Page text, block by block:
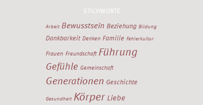
STICHWORTE
Arbeit Bewusstsein Beziehung Bildung
Dankbarkeit Denken Familie Fehlerkultur
Frauen Freundschaft Führung
Gefühle Gemeinschaft
Generationen Geschichte
Gesundheit KörperLiebe